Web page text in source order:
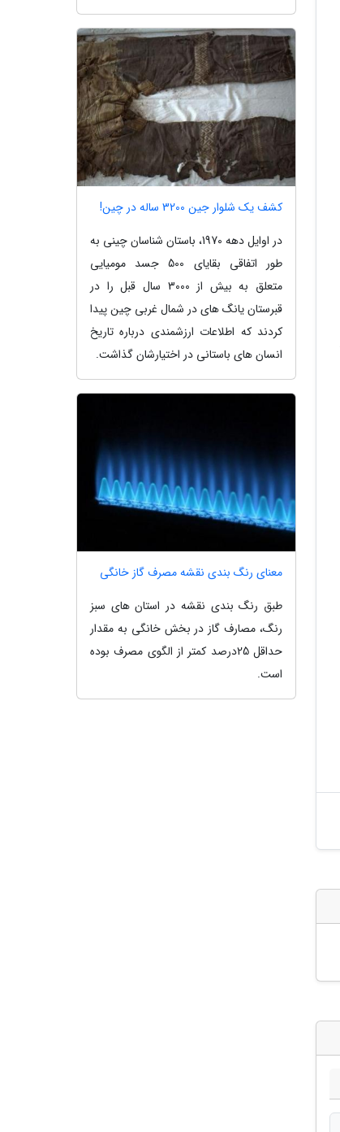
کشف یک شلوار جین 3200 ساله در چین!
در اوایل دهه 1970، باستان شناسان چینی به
طور اتفاقی بقایای 500 جسد مومیایی
متعلق به بیش از 3000 سال قبل را در
قبرستان یانگ های در شمال غربی چین پیدا
کردند که اطلاعات ارزشمندی درباره تاریخ
انسان های باستانی در اختیارشان گذاشت.
معنای رنگ بندی نقشه مصرف گاز خانگی
طبق رنگ بندی نقشه در استان های سبز
رنگ، مصارف گاز در بخش خانگی به مقدار
حداقل 25درصد کمتر از الگوی مصرف بوده
است.